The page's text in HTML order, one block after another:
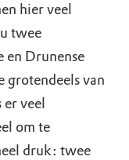
hier veel
twee
en Drunense
grotendeels van
veel
om te
druk: twee